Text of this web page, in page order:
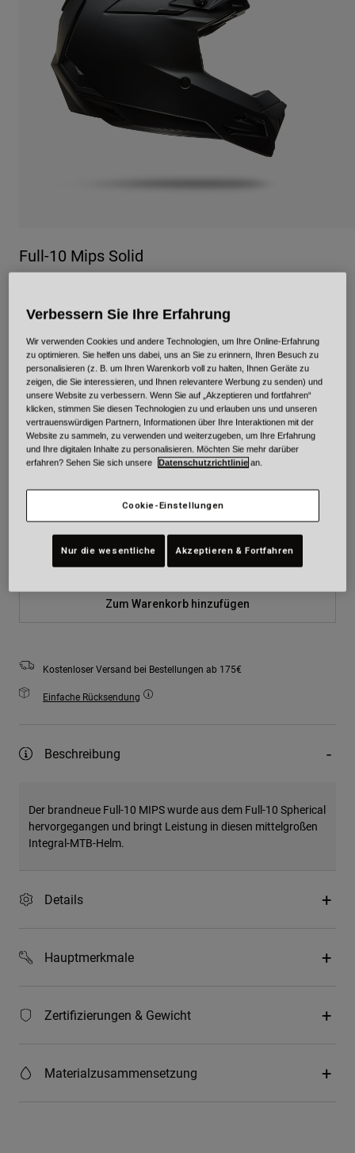
Adventure
Retro
Ersatzteile
Urban
Ersatzteile
Alle Artikel anzeigen
Full-10 Mips Solid
€ 489,99
Farben -
Größe Größentabelle
2XL
Zum Warenkorb hinzufügen
Kostenloser Versand bei Bestellungen ab 175€
Einfache Rücksendung
Beschreibung
Der brandneue Full-10 MIPS wurde aus dem Full-10 Spherical
hervorgegangen und bringt Leistung in diesen mittelgroßen
Integral-MTB-Helm.
Details
Hauptmerkmale
Zertifizierungen & Gewicht
Materialzusammensetzung
Verbessern Sie Ihre Erfahrung
Wir verwenden Cookies und andere Technologien, um Ihre Online-Erfahrung
zu optimieren. Sie helfen uns dabei, uns an Sie zu erinnern, Ihren Besuch zu
personalisieren (z. B. um Ihren Warenkorb voll zu halten, Ihnen Geräte zu
zeigen, die Sie interessieren, und Ihnen relevantere Werbung zu senden) und
unsere Website zu verbessern. Wenn Sie auf „Akzeptieren und fortfahren“
klicken, stimmen Sie diesen Technologien zu und erlauben uns und unseren
vertrauenswürdigen Partnern, Informationen über Ihre Interaktionen mit der
Website zu sammeln, zu verwenden und weiterzugeben, um Ihre Erfahrung
und Ihre digitalen Inhalte zu personalisieren. Möchten Sie mehr darüber
erfahren? Sehen Sie sich unsere
Datenschutzrichtlinie an.
Cookie-Einstellungen
Nur die wesentliche Akzeptieren & Fortfahren